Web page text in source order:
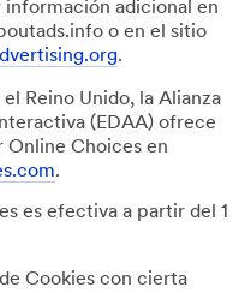
adicional en
o en el sitio
.
Reino Unido, la Alianza
(EDAA) ofrece
Online Choices en
.
es efectiva a partir del 1
Cookies con cierta